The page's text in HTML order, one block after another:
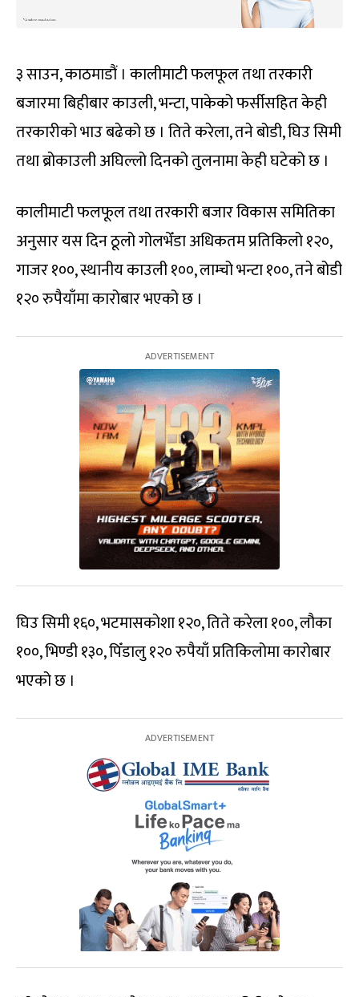
३ साउन, काठमाडौं । कालीमाटी फलफूल तथा तरकारी
बजारमा बिहीबार काउली, भन्टा, पाकेको फर्सीसहित केही
तरकारीको भाउ बढेको छ । तिते करेला, तने बोडी, घिउ सिमी
तथा ब्रोकाउली अघिल्लो दिनको तुलनामा केही घटेको छ ।
कालीमाटी फलफूल तथा तरकारी बजार विकास समितिका
अनुसार यस दिन ठूलो गोलभेँडा अधिकतम प्रतिकिलो १२०,
गाजर १००, स्थानीय काउली १००, लाम्चो भन्टा १००, तने बोडी
१२० रुपैयाँमा कारोबार भएको छ ।
घिउ सिमी १६०, भटमासकोशा १२०, तिते करेला १००, लौका
१००, भिण्डी १३०, पिँडालु १२० रुपैयाँ प्रतिकिलोमा कारोबार
भएको छ ।